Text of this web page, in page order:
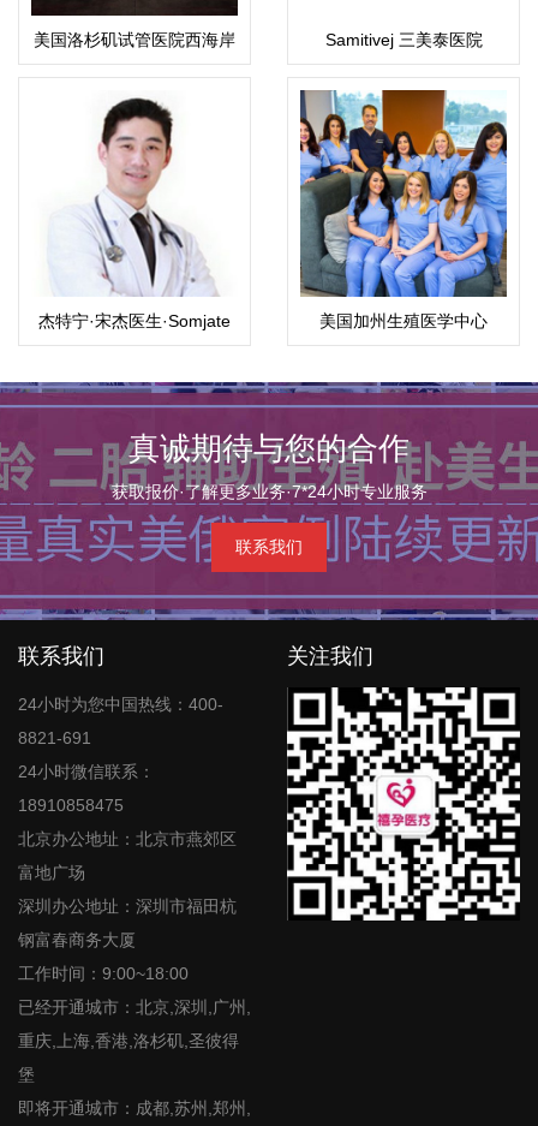
美国洛杉矶试管医院西海岸
生殖医疗中心(WFI)
Samitivej 三美泰医院
杰特宁·宋杰医生·Somjate
Manipalviratn,M.D
美国加州生殖医学中心
CCRH（洛杉矶）
真诚期待与您的合作
获取报价·了解更多业务·7*24小时专业服务
联系我们
联系我们
24小时为您中国热线：400-
8821-691
24小时微信联系：
18910858475
北京办公地址：北京市燕郊区
富地广场
深圳办公地址：深圳市福田杭
钢富春商务大厦
工作时间：9:00~18:00
已经开通城市：北京,深圳,广州,
重庆,上海,香港,洛杉矶,圣彼得
堡
即将开通城市：成都,苏州,郑州,
关注我们